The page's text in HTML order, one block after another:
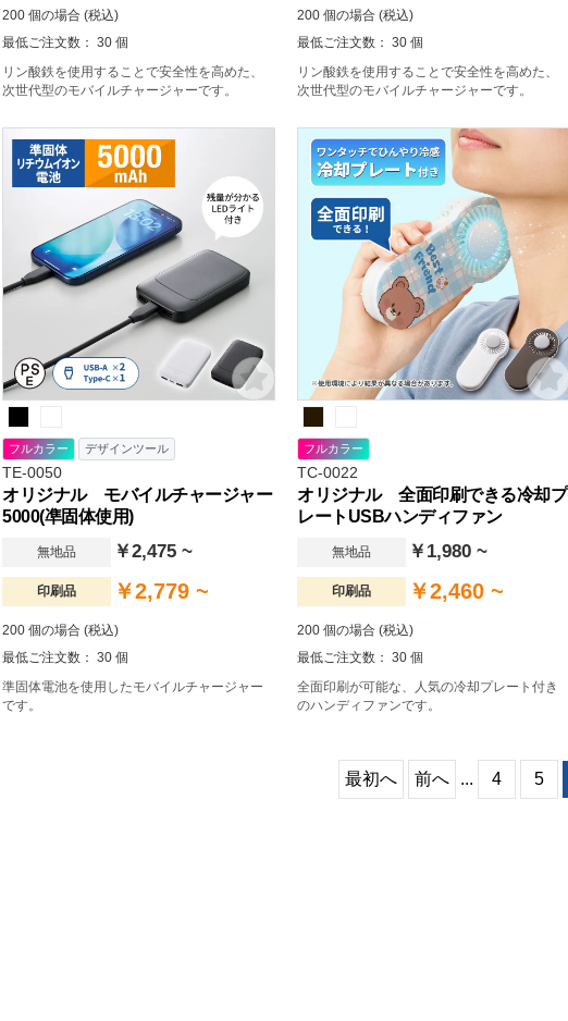
200 個の場合 (税込)
最低ご注文数： 30 個
リン酸鉄を使用することで安全性を高めた、
次世代型のモバイルチャージャーです。
200 個の場合 (税込)
最低ご注文数： 30 個
リン酸鉄を使用することで安全性を高めた、
次世代型のモバイルチャージャーです。
フルカラー デザインツール
TE-0050
オリジナル モバイルチャージャー
5000(凖固体使用)
無地品 ￥2,475 ~
印刷品 ￥2,779 ~
200 個の場合 (税込)
最低ご注文数： 30 個
準固体電池を使用したモバイルチャージャー
です。
フルカラー
TC-0022
オリジナル 全面印刷できる冷却プ
レートUSBハンディファン
無地品 ￥1,980 ~
印刷品 ￥2,460 ~
200 個の場合 (税込)
最低ご注文数： 30 個
全面印刷が可能な、人気の冷却プレート付き
のハンディファンです。
最初へ 前へ ... 4 5